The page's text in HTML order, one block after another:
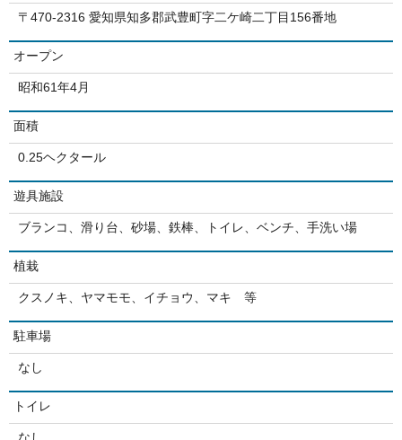
〒470-2316 愛知県知多郡武豊町字二ケ崎二丁目156番地
オープン
昭和61年4月
面積
0.25ヘクタール
遊具施設
ブランコ、滑り台、砂場、鉄棒、トイレ、ベンチ、手洗い場
植栽
クスノキ、ヤマモモ、イチョウ、マキ 等
駐車場
なし
トイレ